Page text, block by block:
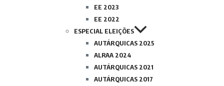
EE 2023
EE 2022
ESPECIAL ELEIÇÕES
AUTÁRQUICAS 2025
ALRAA 2024
AUTÁRQUICAS 2021
AUTÁRQUICAS 2017